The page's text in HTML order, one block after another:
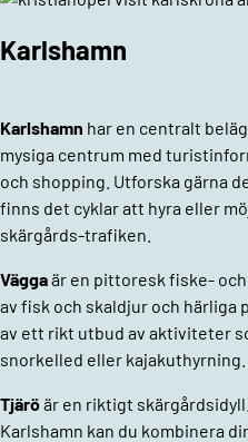
Karlshamn
Karlshamn har en centralt
mysiga centrum med
och shopping. Utforska gärna
finns det cyklar att hyra eller
skärgårds-trafiken.
Väggaär en pittoresk fiske-
av fisk och skaldjur och härliga
av ett rikt utbud av aktiviteter
snorkelled eller kajakuthyrning.
Tjäröär en riktigt
Karlshamn kan du kombinera